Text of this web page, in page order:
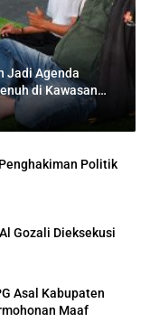
Jadi Agenda
di Kawasan
Politik
Gozali Dieksekusi
Asal Kabupaten
Maaf